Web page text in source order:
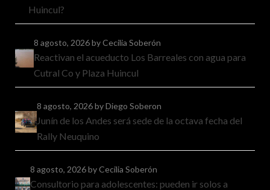
Huincul?
8 agosto, 2026by Cecilia Soberón
Reactivan el acueducto Los Barreales con agua para
Cutral Co y Plaza Huincul
8 agosto, 2026by Diego Soberon
Junín de los Andes será sede de la octava fecha del
Rally Neuquino
8 agosto, 2026by Cecilia Soberón
Consultorio para adolescentes: pueden ir solos a